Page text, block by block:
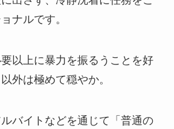
ナルです。
以上に暴力を振るうことを好
外は極めて穏やか。
バイトなどを通じて「普通の